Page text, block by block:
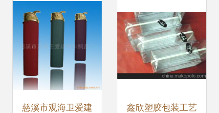
慈溪市观海卫爱建 鑫欣塑胶包装工艺